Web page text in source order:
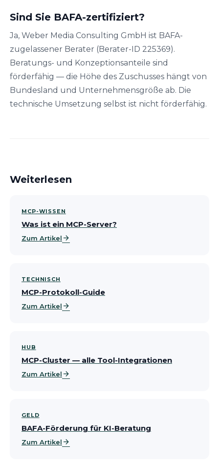
Sind Sie BAFA-zertifiziert?
Ja, Weber Media Consulting GmbH ist BAFA-
zugelassener Berater (Berater-ID 225369).
Beratungs- und Konzeptionsanteile sind
förderfähig — die Höhe des Zuschusses hängt von
Bundesland und Unternehmensgröße ab. Die
technische Umsetzung selbst ist nicht förderfähig.
Weiterlesen
MCP-WISSEN
Was ist ein MCP-Server?
Zum Artikel arrow_forward
TECHNISCH
MCP-Protokoll-Guide
Zum Artikel arrow_forward
HUB
MCP-Cluster — alle Tool-Integrationen
Zum Artikel arrow_forward
GELD
BAFA-Förderung für KI-Beratung
Zum Artikel arrow_forward